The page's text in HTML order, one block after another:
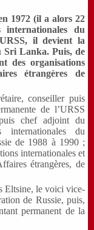
1972 (il a alors 22
du
il devient la
Sri Lanka. Puis, de
des organisations
étrangères de
conseiller puis
de l’URSS
chef adjoint du
internationales du
de 1988 à 1990 ;
internationales et
étrangères, de
Eltsine, le voici vice-
de Russie, puis,
permanent de la